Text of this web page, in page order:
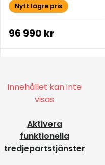
Nytt lägre pris
96 990 kr
Innehållet kan inte
visas
Aktivera
funktionella
tredjepartstjänster